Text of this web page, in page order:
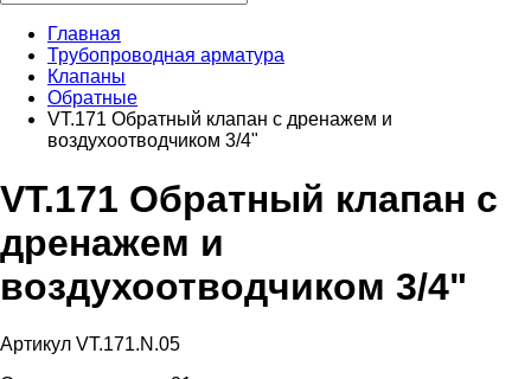
Главная
Трубопроводная арматура
Клапаны
Обратные
VT.171 Обратный клапан с дренажем и
воздухоотводчиком 3/4"
VT.171 Обратный клапан с
дренажем и
воздухоотводчиком 3/4"
Артикул VT.171.N.05